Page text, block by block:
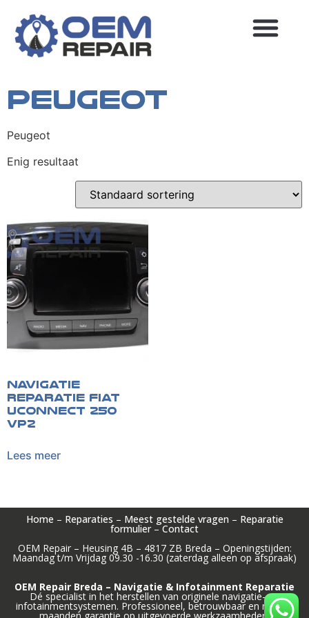
Peugeot
Peugeot
Enig resultaat
Navigatie
reparatie Fiat
Uconnect 250
VP2
Lees meer
Home – Reparaties – Meest gestelde vragen – Reparatie
formulier–Contact
OEM Repair – Heusing 4B – 4817 ZB Breda – Openingstijden:
Maandag t/m Vrijdag 09.30 -16.30 (zaterdag alleen op afspraak)
OEM Repair Breda – Navigatie & Infotainment Reparatie
Dé specialist in het herstellen van originele navigatie- en
infotainmentsystemen. Professioneel, betrouwbaar en met 12